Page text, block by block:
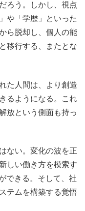
ろう。しかし、視点
や「学歴」といった
ら脱却し、個人の能
移行する、またとな
た人間は、より創造
るようになる。これ
放という側面も持っ
ない。変化の波を正
しい働き方を模索す
できる。そして、社
テムを構築する覚悟